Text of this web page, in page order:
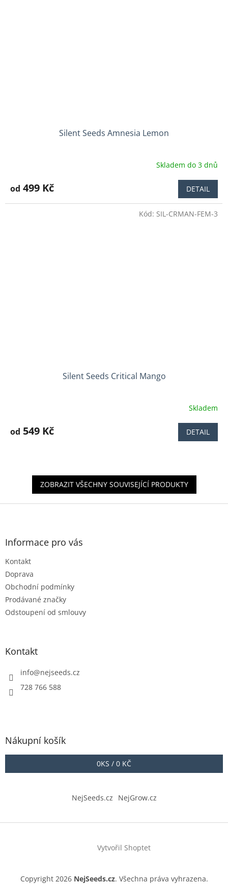
Silent Seeds Amnesia Lemon
Skladem do 3 dnů
od 499 Kč DETAIL
Silent Seeds Critical Mango
produktu
hvězdiček.
Skladem
od 549 Kč DETAIL
Kód: SIL-CRMAN-FEM-3
ZOBRAZIT VŠECHNY SOUVISEJÍCÍ PRODUKTY
Z
Informace pro vás
Kontakt
Doprava
Obchodní podmínky
Prodávané značky
Odstoupení od smlouvy
Kontakt
info@nejseeds.cz
728 766 588
Nákupní košík
0KS / 0 KČ
NejSeeds.cz NejGrow.cz
Vytvořil Shoptet
Copyright 2026 NejSeeds.cz. Všechna práva vyhrazena.